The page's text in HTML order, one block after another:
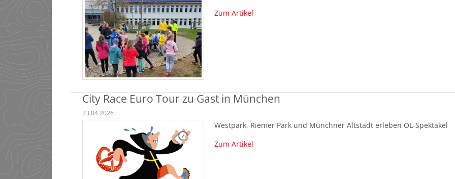
Zum Artikel
City Race Euro Tour zu Gast in München
23.04.2026
Westpark, Riemer Park und Münchner Altstadt erleben OL-Spektakel
Zum Artikel